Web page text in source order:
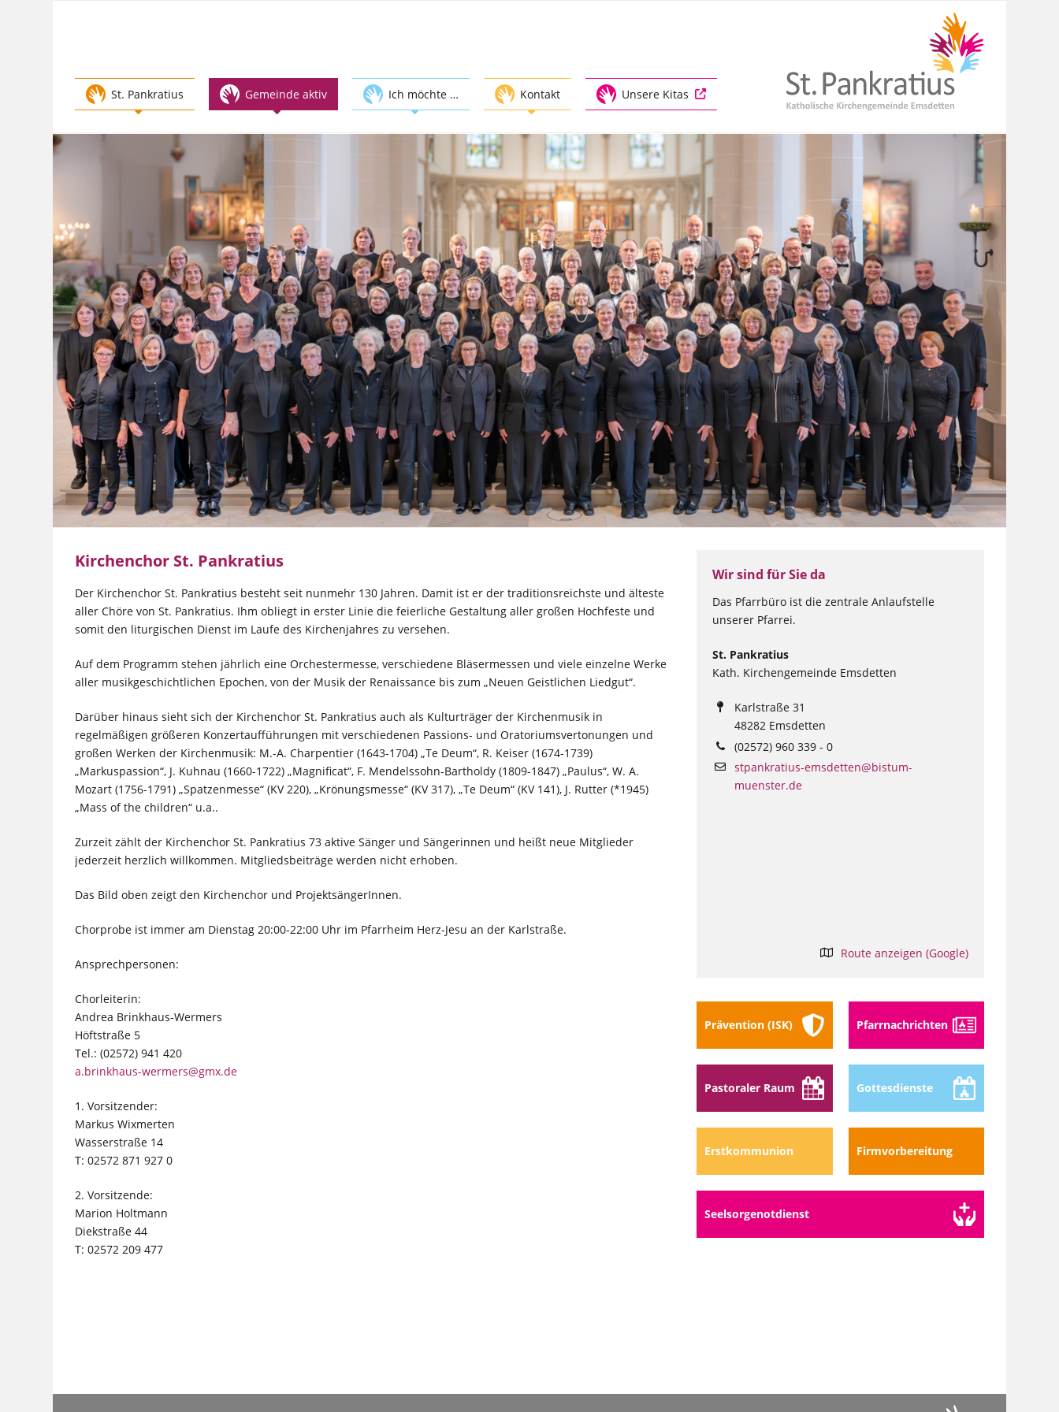
St. Pankratius Gemeinde aktiv Ich möchte … Kontakt Unsere Kitas
Kirchenchor St. Pankratius
Der Kirchenchor St. Pankratius besteht seit nunmehr 130 Jahren. Damit ist er der traditionsreichste und älteste
aller Chöre von St. Pankratius. Ihm obliegt in erster Linie die feierliche Gestaltung aller großen Hochfeste und
somit den liturgischen Dienst im Laufe des Kirchenjahres zu versehen.
Auf dem Programm stehen jährlich eine Orchestermesse, verschiedene Bläsermessen und viele einzelne Werke
aller musikgeschichtlichen Epochen, von der Musik der Renaissance bis zum „Neuen Geistlichen Liedgut“.
Darüber hinaus sieht sich der Kirchenchor St. Pankratius auch als Kulturträger der Kirchenmusik in
regelmäßigen größeren Konzertaufführungen mit verschiedenen Passions- und Oratoriumsvertonungen und
großen Werken der Kirchenmusik: M.-A. Charpentier (1643-1704) „Te Deum“, R. Keiser (1674-1739)
„Markuspassion“, J. Kuhnau (1660-1722) „Magnificat“, F. Mendelssohn-Bartholdy (1809-1847) „Paulus“, W. A.
Mozart (1756-1791) „Spatzenmesse“ (KV 220), „Krönungsmesse“ (KV 317), „Te Deum“ (KV 141), J. Rutter (*1945)
„Mass of the children“ u.a..
Zurzeit zählt der Kirchenchor St. Pankratius 73 aktive Sänger und Sängerinnen und heißt neue Mitglieder
jederzeit herzlich willkommen. Mitgliedsbeiträge werden nicht erhoben.
Das Bild oben zeigt den Kirchenchor und ProjektsängerInnen.
Chorprobe ist immer am Dienstag 20:00-22:00 Uhr im Pfarrheim Herz-Jesu an der Karlstraße.
Ansprechpersonen:
Chorleiterin:
Andrea Brinkhaus-Wermers
Höftstraße 5
Tel.: (02572) 941 420
a.brinkhaus-wermers@gmx.de
1. Vorsitzender:
Markus Wixmerten
Wasserstraße 14
T: 02572 871 927 0
2. Vorsitzende:
Marion Holtmann
Diekstraße 44
T: 02572 209 477
Wir sind für Sie da
Das Pfarrbüro ist die zentrale Anlaufstelle
unserer Pfarrei.
St. Pankratius
Kath. Kirchengemeinde Emsdetten
Karlstraße 31
48282 Emsdetten
(02572) 960 339 - 0
stpankratius-emsdetten@bistum-
muenster.de
Route anzeigen (Google)
Prävention (ISK) Pfarr­nach­richten
Pastoraler Raum Gottes­dienste
Erstkommunion Firmvorbereitung
Seelsorge­notdienst